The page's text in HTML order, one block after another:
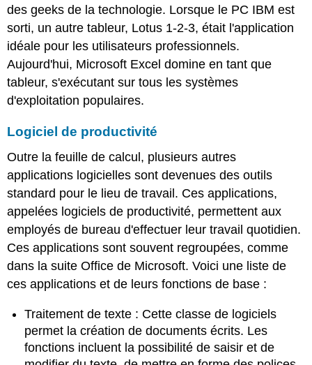
des geeks de la technologie. Lorsque le PC IBM est
sorti, un autre tableur, Lotus 1-2-3, était l'application
idéale pour les utilisateurs professionnels.
Aujourd'hui, Microsoft Excel domine en tant que
tableur, s'exécutant sur tous les systèmes
d'exploitation populaires.
Logiciel de productivité
Outre la feuille de calcul, plusieurs autres
applications logicielles sont devenues des outils
standard pour le lieu de travail. Ces applications,
appelées logiciels de productivité, permettent aux
employés de bureau d'effectuer leur travail quotidien.
Ces applications sont souvent regroupées, comme
dans la suite Office de Microsoft. Voici une liste de
ces applications et de leurs fonctions de base :
Traitement de texte : Cette classe de logiciels
permet la création de documents écrits. Les
fonctions incluent la possibilité de saisir et de